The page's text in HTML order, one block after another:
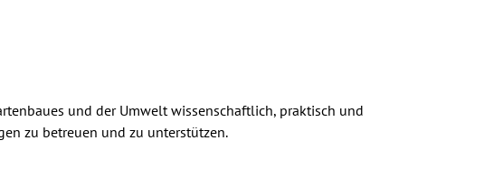
und der Umwelt wissenschaftlich, praktisch und
zu betreuen und zu unterstützen.